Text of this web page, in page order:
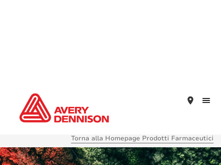
place
Torna alla Homepage Prodotti Farmaceutici